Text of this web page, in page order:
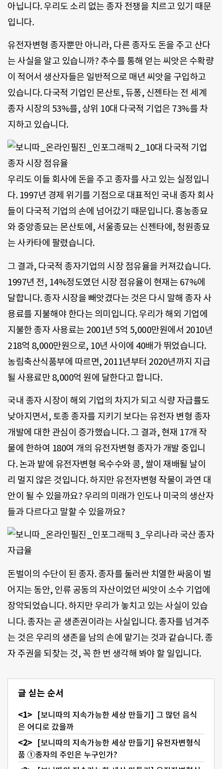
아닙니다. 우리도 소리 없는 종자 전쟁을 치르고 있기 때문
입니다.
유전자변형 종자뿐만 아니라, 다른 종자도 돈을 주고 산다
는 사실을 알고 있습니까? 추수를 통해 얻는 씨앗은 수확량
이 적어서 생산자들은 일반적으로 매년 씨앗을 구입하고
있습니다. 다국적 기업인 몬산토, 듀퐁, 신젠타는 전 세계
종자 시장의 53%를, 상위 10대 다국적 기업은 73%를 차
지하고 있습니다.
우리도 이들 회사에 돈을 주고 종자를 사고 있는 실정입니
다. 1997년 경제 위기를 기점으로 대표적인 국내 종자 회사
들이 다국적 기업의 손에 넘어갔기 때문입니다. 흥농종묘
와 중앙종묘는 몬산토에, 서울종묘는 신젠타에, 청원종묘
는 사카타에 팔렸습니다.
그 결과, 다국적 종자기업의 시장 점유율을 커져갔습니다.
1997년 전, 14%정도였던 시장 점유율이 현재는 67%에
달합니다. 종자 시장을 빼앗겼다는 것은 다시 말해 종자 사
용료를 지불해야 한다는 의미입니다. 우리가 해외 기업에
지불한 종자 사용료는 2001년 5억 5,000만원에서 2010년
218억 8,000만원으로, 10년 사이에 40배가 뛰었습니다.
농림축산식품부에 따르면, 2011년부터 2020년까지 지급
될 사용료만 8,000억 원에 달한다고 합니다.
국내 종자 시장이 해외 기업의 차지가 되고 식량 자급률도
낮아지면서, 토종 종자를 지키기 보다는 유전자 변형 종자
개발에 대한 관심이 증가했습니다. 그 결과, 현재 17개 작
물에 한하여 180여 개의 유전자변형 종자가 개발 중입니
다. 논과 밭에 유전자변형 옥수수와 콩, 쌀이 재배될 날이
리 멀지 않은 것입니다. 하지만 유전자변형 작물이 과연 대
안이 될 수 있을까요? 우리의 미래가 인도나 미국의 생산자
들과 다르다고 말할 수 있을까요?
돈벌이의 수단이 된 종자. 종자를 둘러싼 치열한 싸움이 벌
어지는 동안, 인류 공동의 자산이었던 씨앗이 소수 기업에
장악되었습니다. 하지만 우리가 놓치고 있는 사실이 있습
니다. 종자는 곧 생존권이라는 사실입니다. 종자를 넘겨주
는 것은 우리의 생존을 남의 손에 맡기는 것과 같습니다. 종
자 주권을 되찾는 것, 꼭 한 번 생각해 봐야 할 일입니다.
글 싣는 순서
[보니따의 지속가능한 세상 만들기] 그 많던 음식
은 어디로 갔을까
[보니따의 지속가능한 세상 만들기] 유전자변형식
품 ①종자의 주인은 누구인가?